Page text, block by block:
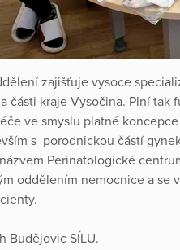
zajišťuje vysoce
části kraje Vysočina. Plní
ve smyslu platné
s porodnickou částí
Perinatologické
oddělením nemocnice a
Budějovic SÍLU.